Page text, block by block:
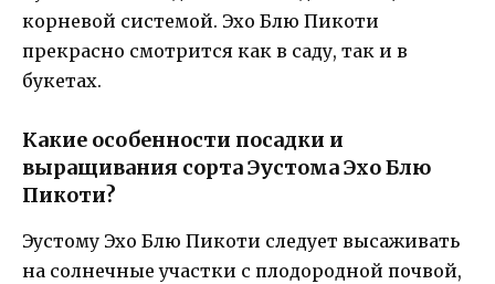
корневой системой. Эхо Блю Пикоти
прекрасно смотрится как в саду, так и в
букетах.
Какие особенности посадки и
выращивания сорта Эустома Эхо Блю
Пикоти?
Эустому Эхо Блю Пикоти следует высаживать
на солнечные участки с плодородной почвой,